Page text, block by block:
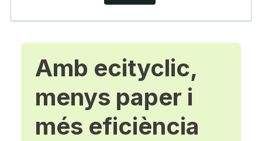
Amb ecityclic,
menys paper i
més eficiència